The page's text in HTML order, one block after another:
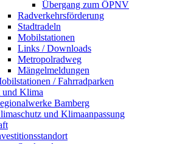
Übergang zum ÖPNV
Radverkehrsförderung
Stadtradeln
Mobilstationen
Links / Downloads
Metropolradweg
Mängelmeldungen
/ Fahrradparken
Klima
Bamberg
und Klimaanpassung